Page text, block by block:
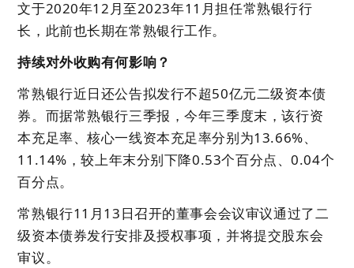
文于2020年12月至2023年11月担任常熟银行行
长，此前也长期在常熟银行工作。
持续对外收购有何影响？
常熟银行近日还公告拟发行不超50亿元二级资本债
券。而据常熟银行三季报，今年三季度末，该行资
本充足率、核心一线资本充足率分别为13.66%、
11.14%，较上年末分别下降0.53个百分点、0.04个
百分点。
常熟银行11月13日召开的董事会会议审议通过了二
级资本债券发行安排及授权事项，并将提交股东会
审议。